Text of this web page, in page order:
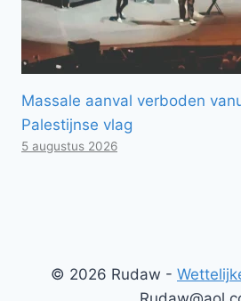
Massale aanval verboden
Palestijnse vlag
5 augustus 2026
© 2026 Rudaw -